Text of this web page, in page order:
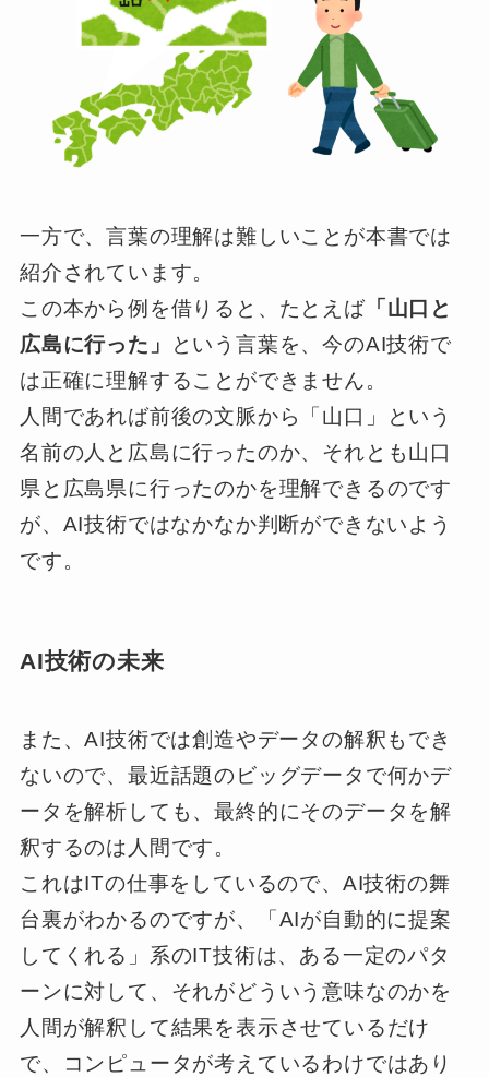
一方で、言葉の理解は難しいことが本書では
紹介されています。
この本から例を借りると、たとえば「山口と
広島に行った」
という言葉を、今のAI技術で
は正確に理解することができません。
人間であれば前後の文脈から「山口」という
名前の人と広島に行ったのか、それとも山口
県と広島県に行ったのかを理解できるのです
が、AI技術ではなかなか判断ができないよう
です。
AI技術の未来
また、AI技術では創造やデータの解釈もでき
ないので、最近話題のビッグデータで何かデ
ータを解析しても、最終的にそのデータを解
釈するのは人間です。
これはITの仕事をしているので、AI技術の舞
台裏がわかるのですが、「AIが自動的に提案
してくれる」系のIT技術は、ある一定のパタ
ーンに対して、それがどういう意味なのかを
人間が解釈して結果を表示させているだけ
で、コンピュータが考えているわけではあり